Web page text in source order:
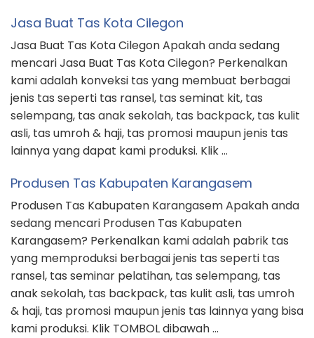
Jasa Buat Tas Kota Cilegon
Jasa Buat Tas Kota Cilegon Apakah anda sedang
mencari Jasa Buat Tas Kota Cilegon? Perkenalkan
kami adalah konveksi tas yang membuat berbagai
jenis tas seperti tas ransel, tas seminat kit, tas
selempang, tas anak sekolah, tas backpack, tas kulit
asli, tas umroh & haji, tas promosi maupun jenis tas
lainnya yang dapat kami produksi. Klik …
Produsen Tas Kabupaten Karangasem
Produsen Tas Kabupaten Karangasem Apakah anda
sedang mencari Produsen Tas Kabupaten
Karangasem? Perkenalkan kami adalah pabrik tas
yang memproduksi berbagai jenis tas seperti tas
ransel, tas seminar pelatihan, tas selempang, tas
anak sekolah, tas backpack, tas kulit asli, tas umroh
& haji, tas promosi maupun jenis tas lainnya yang bisa
kami produksi. Klik TOMBOL dibawah …